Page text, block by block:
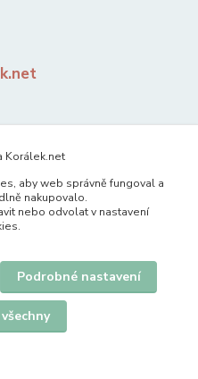
cookies.
Korálek.net
aby web správně fungoval a
nakupovalo.
nebo odvolat v nastavení
Podrobné nastavení